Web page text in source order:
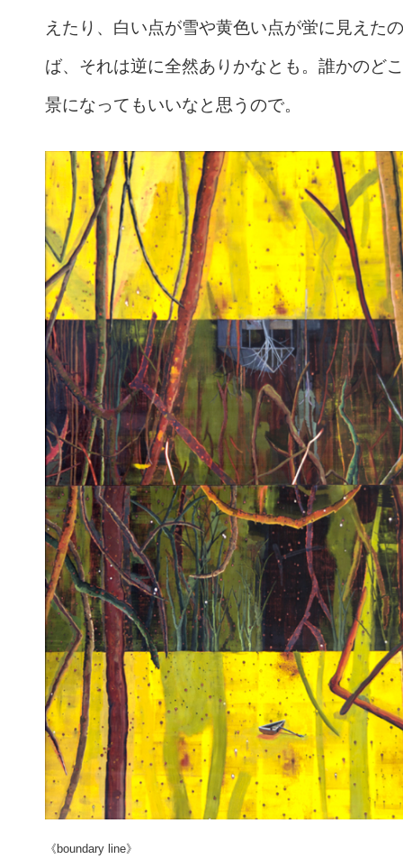
えたり、白い点が雪や黄色い点が蛍に見えた
ば、それは逆に全然ありかなとも。誰かのど
景になってもいいなと思うので。
《boundary line》